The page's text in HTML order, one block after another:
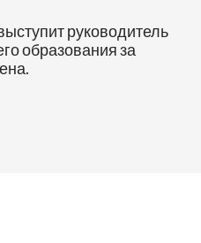
руководитель
образования за